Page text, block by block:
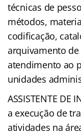
técnicas de
métodos,
codificação,
arquivamento
atendimento ao
unidades
ASSISTENTE DE
a execução de
atividades na